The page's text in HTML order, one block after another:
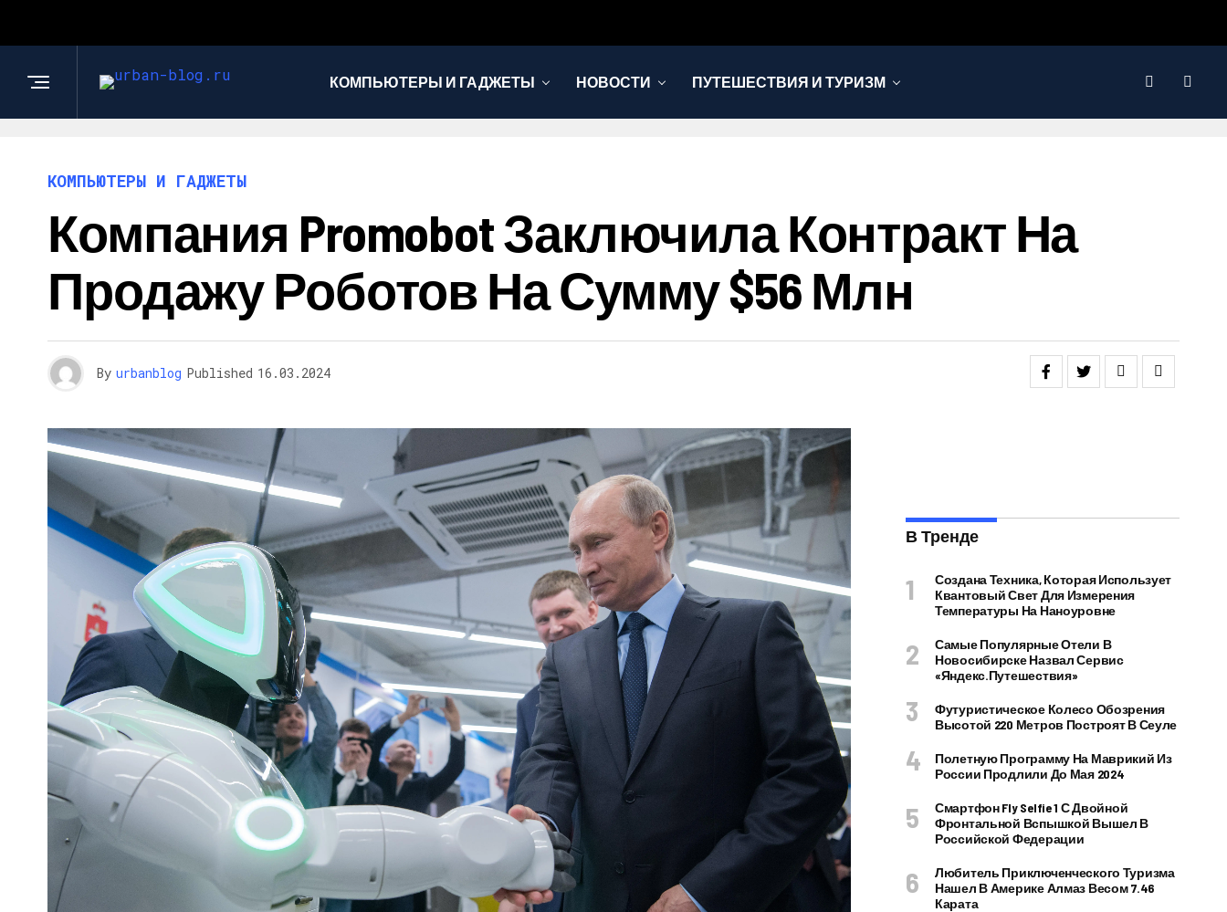
КОМПЬЮТЕРЫ И ГАДЖЕТЫ НОВОСТИ ПУТЕШЕСТВИЯ И ТУРИЗМ
КОМПЬЮТЕРЫ И ГАДЖЕТЫ
Компания Promobot Заключила Контракт На
Продажу Роботов На Сумму $56 Млн
By urbanblog Published 16.03.2024
В Тренде
Создана Техника, Которая Использует
Квантовый Свет Для Измерения
Температуры На Наноуровне
Самые Популярные Отели В
Новосибирске Назвал Сервис
«Яндекс.Путешествия»
Футуристическое Колесо Обозрения
Высотой 220 Метров Построят В Сеуле
Полетную Программу На Маврикий Из
России Продлили До Мая 2024
Смартфон Fly Selfie 1 С Двойной
Фронтальной Вспышкой Вышел В
Российской Федерации
Любитель Приключенческого Туризма
Нашел В Америке Алмаз Весом 7.46
Карата